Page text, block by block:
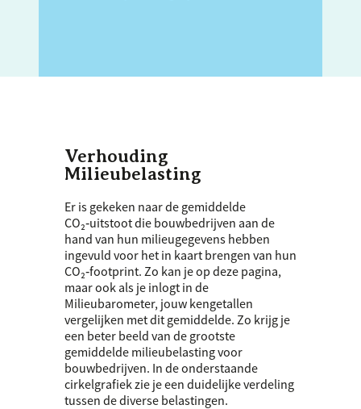
Verhouding
Milieubelasting
Er is gekeken naar de gemiddelde
CO₂‑uitstoot die bouwbedrijven aan de
hand van hun milieugegevens hebben
ingevuld voor het in kaart brengen van hun
CO₂‑footprint. Zo kan je op deze pagina,
maar ook als je inlogt in de
Milieubarometer, jouw kengetallen
vergelijken met dit gemiddelde. Zo krijg je
een beter beeld van de grootste
gemiddelde milieubelasting voor
bouwbedrijven. In de onderstaande
cirkelgrafiek zie je een duidelijke verdeling
tussen de diverse belastingen.